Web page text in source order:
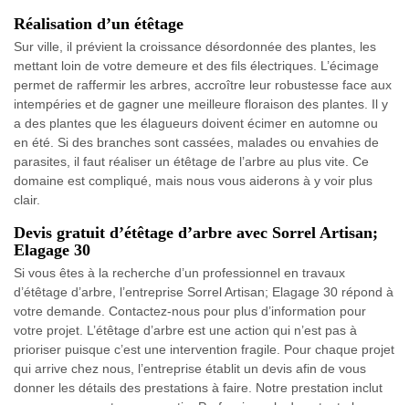
Réalisation d’un étêtage
Sur ville, il prévient la croissance désordonnée des plantes, les
mettant loin de votre demeure et des fils électriques. L’écimage
permet de raffermir les arbres, accroître leur robustesse face aux
intempéries et de gagner une meilleure floraison des plantes. Il y
a des plantes que les élagueurs doivent écimer en automne ou
en été. Si des branches sont cassées, malades ou envahies de
parasites, il faut réaliser un étêtage de l’arbre au plus vite. Ce
domaine est compliqué, mais nous vous aiderons à y voir plus
clair.
Devis gratuit d’étêtage d’arbre avec Sorrel Artisan;
Elagage 30
Si vous êtes à la recherche d’un professionnel en travaux
d’étêtage d’arbre, l’entreprise Sorrel Artisan; Elagage 30 répond à
votre demande. Contactez-nous pour plus d’information pour
votre projet. L’étêtage d’arbre est une action qui n’est pas à
prioriser puisque c’est une intervention fragile. Pour chaque projet
qui arrive chez nous, l’entreprise établit un devis afin de vous
donner les détails des prestations à faire. Notre prestation inclut